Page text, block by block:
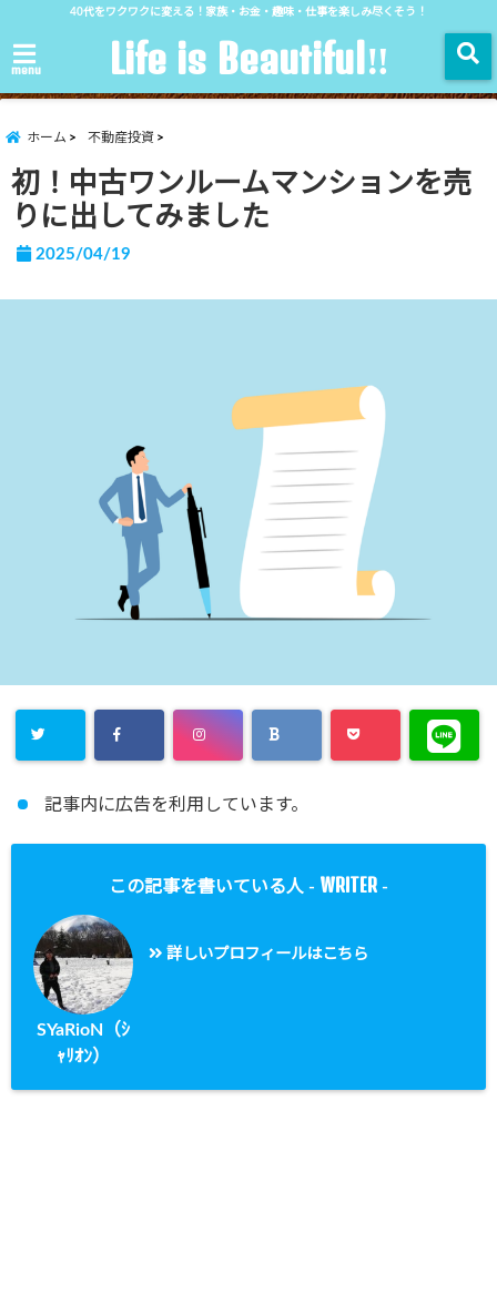
40代をワクワクに変える！家族・お金・趣味・仕事を楽しみ尽くそう！
menu Life is Beautiful‼︎
ホーム 不動産投資
初！中古ワンルームマンションを売
りに出してみました
2025/04/19
記事内に広告を利用しています。
この記事を書いている人 - WRITER -
SYaRioN（ｼ
ｬﾘｵﾝ）
詳しいプロフィールはこちら